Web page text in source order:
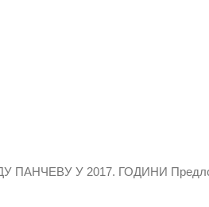
У 2017. ГОДИНИ Предлог